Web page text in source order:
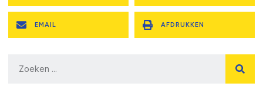
EMAIL AFDRUKKEN